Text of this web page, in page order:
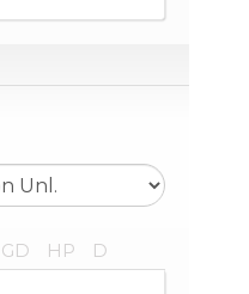
GD HP D